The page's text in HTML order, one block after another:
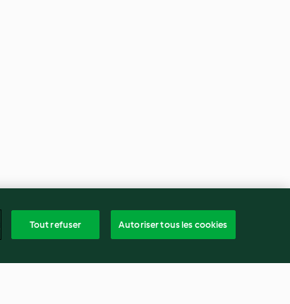
Tout refuser Autoriser tous les cookies